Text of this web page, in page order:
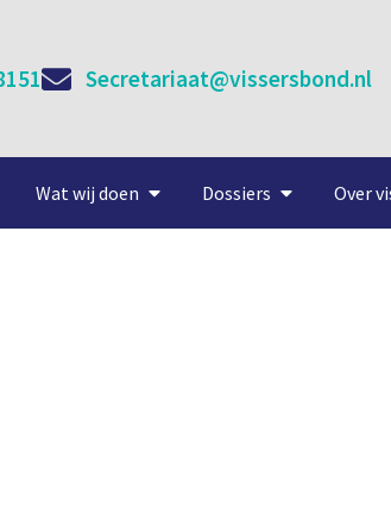
Secretariaat@vissersbond.nl
Wat wij doen Dossiers Over